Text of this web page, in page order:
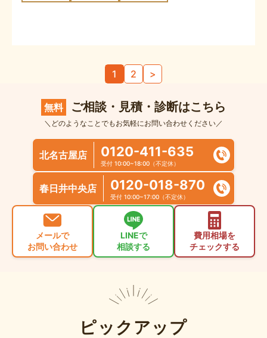
1 2 >
無料 ご相談・見積・診断はこちら
＼どのようなことでもお気軽にお問い合わせください／
北名古屋店 0120-411-635
受付 10:00~18:00（不定休）
春日井中央店 0120-018-870
受付 10:00~17:00（不定休）
メールで
お問い合わせ
LINEで
相談する
費用相場を
チェックする
ピックアップ